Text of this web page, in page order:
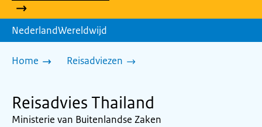
NederlandWereldwijd
Home Reisadviezen
Reisadvies Thailand
Ministerie van Buitenlandse Zaken